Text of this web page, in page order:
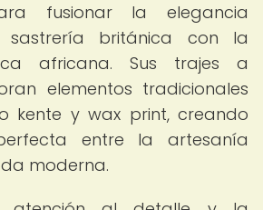
fusionar la elegancia
británica con la
africana. Sus trajes a
elementos tradicionales
kente y wax print, creando
entre la artesanía
moderna.